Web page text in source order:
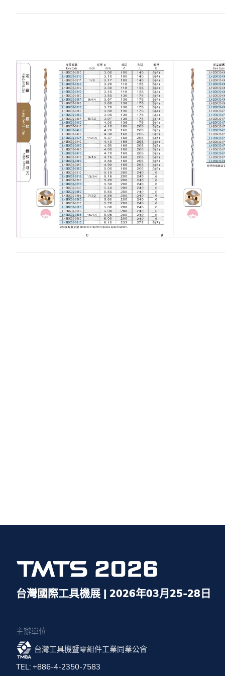
台灣國際工具機展 | 2026年03月25-28日
主辦單位
台灣工具機暨零組件工業同業公會
TEL: +886-4-2350-7583